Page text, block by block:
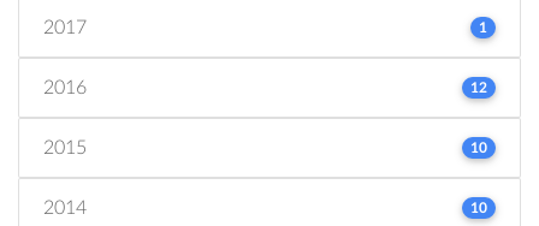
2017 1
2016 12
2015 10
2014 10